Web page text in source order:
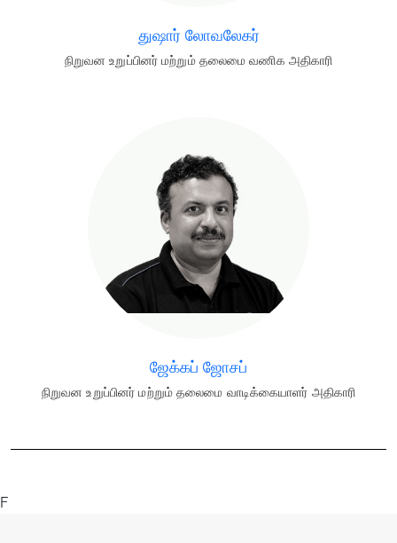
துஷார் லோவலேகர்
நிறுவன உறுப்பினர் மற்றும் தலைமை வணிக அதிகாரி
ஜேக்கப் ஜோசப்
நிறுவன உறுப்பினர் மற்றும் தலைமை வாடிக்கையாளர் அதிகாரி
F